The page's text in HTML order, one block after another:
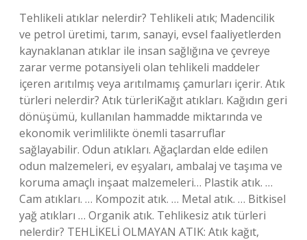
Tehlikeli atıklar nelerdir? Tehlikeli atık; Madencilik
ve petrol üretimi, tarım, sanayi, evsel faaliyetlerden
kaynaklanan atıklar ile insan sağlığına ve çevreye
zarar verme potansiyeli olan tehlikeli maddeler
içeren arıtılmış veya arıtılmamış çamurları içerir. Atık
türleri nelerdir? Atık türleriKağıt atıkları. Kağıdın geri
dönüşümü, kullanılan hammadde miktarında ve
ekonomik verimlilikte önemli tasarruflar
sağlayabilir. Odun atıkları. Ağaçlardan elde edilen
odun malzemeleri, ev eşyaları, ambalaj ve taşıma ve
koruma amaçlı inşaat malzemeleri… Plastik atık. …
Cam atıkları. … Kompozit atık. … Metal atık. … Bitkisel
yağ atıkları … Organik atık. Tehlikesiz atık türleri
nelerdir? TEHLİKELİ OLMAYAN ATIK: Atık kağıt,